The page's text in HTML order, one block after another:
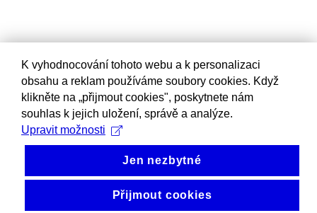
K vyhodnocování tohoto webu a k personalizaci
obsahu a reklam používáme soubory cookies. Když
klikněte na „přijmout cookies", poskytnete nám
souhlas k jejich uložení, správě a analýze.
Upravit možnosti
Jen nezbytné
Přijmout cookies